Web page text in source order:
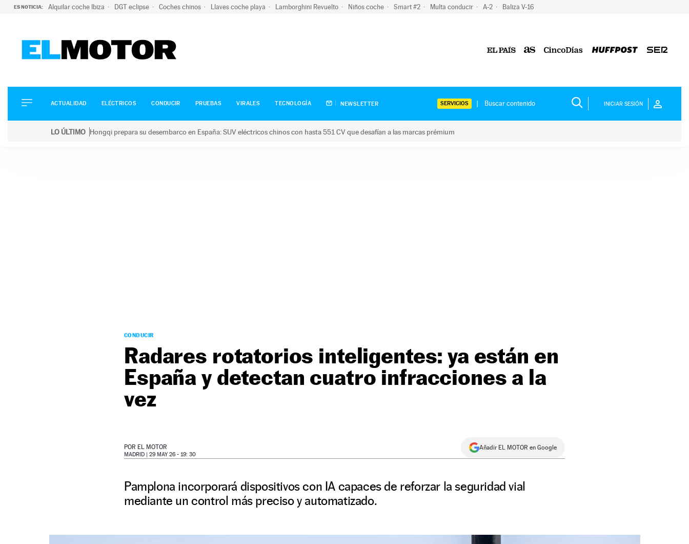
ES NOTICIA: Alquilar coche Ibiza DGT eclipse Coches chinos Llaves coche playa Lamborghini Revuelto Niños coche Smart #2 Multa conducir A-2 Baliza V-16
ELÉCTRICOS
CONDUCIR
ACTUALIDAD ELÉCTRICOS CONDUCIR PRUEBAS VIRALES TECNOLOGÍA NEWSLETTER SERVICIOS INICIAR SESIÓN
LO ÚLTIMO Hongqi prepara su desembarco en España: SUV eléctricos chinos con hasta 551 CV que desafían a las marcas prémium
CONDUCIR
Radares rotatorios inteligentes: ya están en
España y detectan cuatro infracciones a la
vez
POR EL MOTOR
MADRID | 29 MAY 26 - 19: 30
Añadir EL MOTOR en Google
Pamplona incorporará dispositivos con IA capaces de reforzar la seguridad vial
mediante un control más preciso y automatizado.